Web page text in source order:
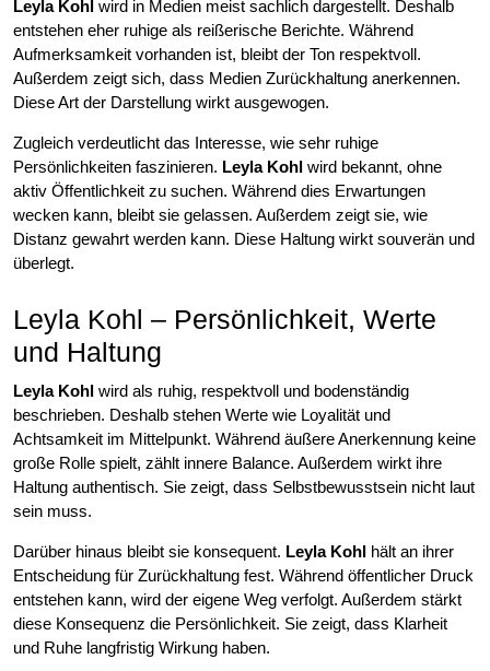
Leyla Kohl wird in Medien meist sachlich dargestellt. Deshalb
entstehen eher ruhige als reißerische Berichte. Während
Aufmerksamkeit vorhanden ist, bleibt der Ton respektvoll.
Außerdem zeigt sich, dass Medien Zurückhaltung anerkennen.
Diese Art der Darstellung wirkt ausgewogen.
Zugleich verdeutlicht das Interesse, wie sehr ruhige
Persönlichkeiten faszinieren. Leyla Kohl wird bekannt, ohne
aktiv Öffentlichkeit zu suchen. Während dies Erwartungen
wecken kann, bleibt sie gelassen. Außerdem zeigt sie, wie
Distanz gewahrt werden kann. Diese Haltung wirkt souverän und
überlegt.
Leyla Kohl – Persönlichkeit, Werte
und Haltung
Leyla Kohl wird als ruhig, respektvoll und bodenständig
beschrieben. Deshalb stehen Werte wie Loyalität und
Achtsamkeit im Mittelpunkt. Während äußere Anerkennung keine
große Rolle spielt, zählt innere Balance. Außerdem wirkt ihre
Haltung authentisch. Sie zeigt, dass Selbstbewusstsein nicht laut
sein muss.
Darüber hinaus bleibt sie konsequent. Leyla Kohl hält an ihrer
Entscheidung für Zurückhaltung fest. Während öffentlicher Druck
entstehen kann, wird der eigene Weg verfolgt. Außerdem stärkt
diese Konsequenz die Persönlichkeit. Sie zeigt, dass Klarheit
und Ruhe langfristig Wirkung haben.